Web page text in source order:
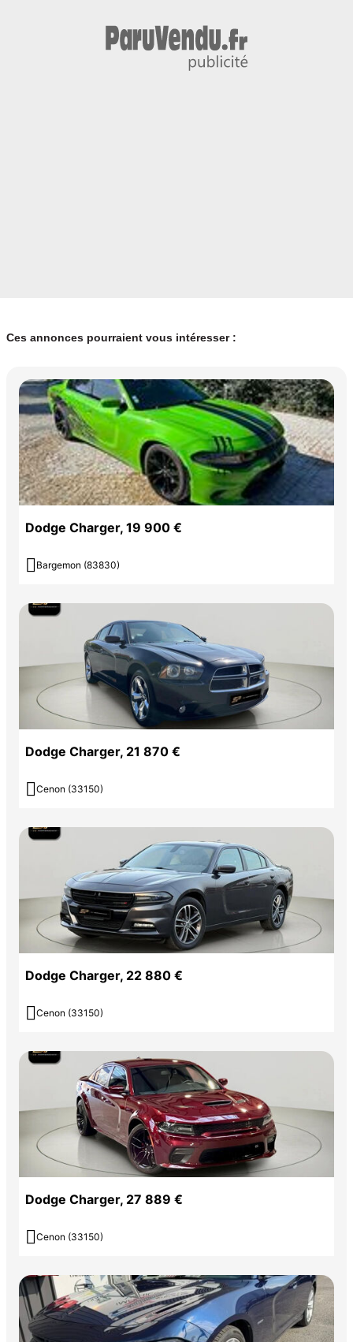
Ces annonces pourraient vous intéresser :
Dodge Charger, 19 900 €
 Bargemon (83830)
Dodge Charger, 21 870 €
 Cenon (33150)
Dodge Charger, 22 880 €
 Cenon (33150)
Dodge Charger, 27 889 €
 Cenon (33150)